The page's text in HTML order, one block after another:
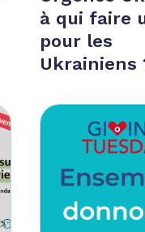
à qui faire
pour les
Ukrainiens